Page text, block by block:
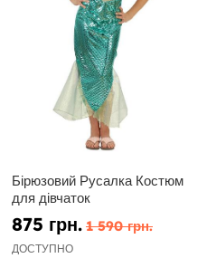
Бірюзовий Русалка Костюм
для дівчаток
875 грн. 1 590 грн.
ДОСТУПНО